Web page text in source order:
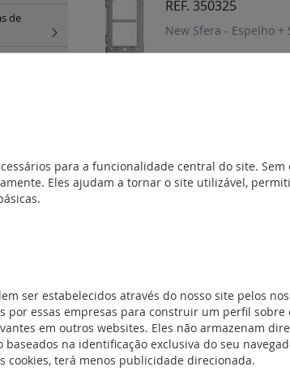
REF. 350325
New Sfera - Espelho
New Sfera - Espelho
de
de
-
livres(5)
para a funcionalidade central do site. Sem
Eles ajudam a tornar o site utilizável,
ser estabelecidos através do nosso site pelos
por essas empresas para construir um perfil
em outros websites. Eles não armazenam
baseados na identificação exclusiva do seu
cookies, terá menos publicidade direcionada.